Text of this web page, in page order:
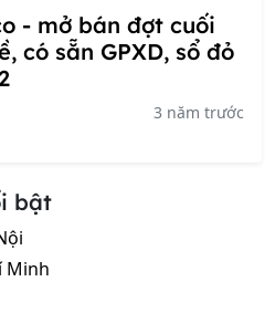
- mở bán đợt cuối
có sẵn GPXD, sổ đỏ
3 năm trước
bật
Minh